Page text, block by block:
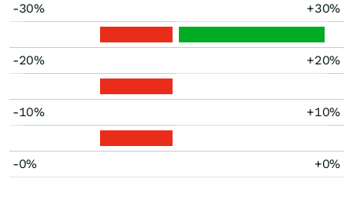
-30% +30%
-20% +20%
-10% +10%
-0% +0%